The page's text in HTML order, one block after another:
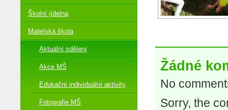
Žádné
No
Sorry, the
Školní jídelna
Mateřská škola
Aktuální sdělení
Akce MŠ
Edukační individuální aktivity
Fotografie MŠ